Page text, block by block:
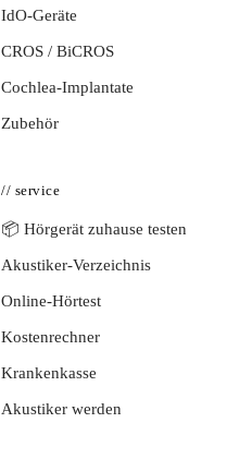
IdO-Geräte
CROS / BiCROS
Cochlea-Implantate
Zubehör
// service
📦 Hörgerät zuhause testen
Akustiker-Verzeichnis
Online-Hörtest
Kostenrechner
Krankenkasse
Akustiker werden